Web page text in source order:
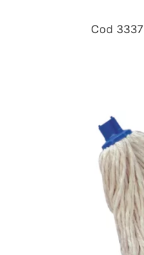
Cod 3337